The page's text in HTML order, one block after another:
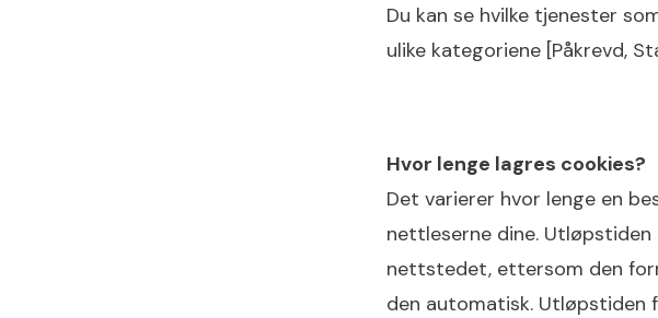
Du kan se hvilke tjenester
ulike kategoriene [Påkrevd,
Hvor lenge lagres cookies?
Det varierer hvor lenge en
nettleserne dine.
nettstedet, ettersom den
den automatisk. Utløpstiden